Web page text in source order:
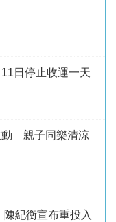
日停止收運一天
動 親子同樂清涼
紀衡宣布重投入